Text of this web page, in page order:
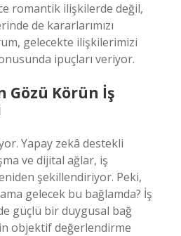
romantik ilişkilerde değil,
de kararlarımızı
gelecekte ilişkilerimizi
ipuçları veriyor.
Gözü Körün İş
Yapay zekâ destekli
ve dijital ağlar, iş
şekillendiriyor. Peki,
gelecek bu bağlamda? İş
güçlü bir duygusal bağ
objektif değerlendirme